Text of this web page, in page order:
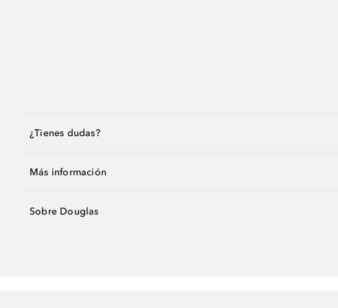
¿Tienes dudas?
Más información
Sobre Douglas